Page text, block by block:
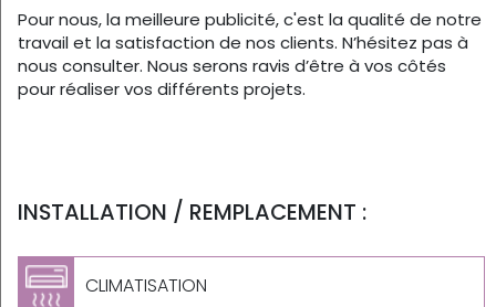
Pour nous, la meilleure publicité, c'est la qualité de notre
travail et la satisfaction de nos clients. N’hésitez pas à
nous consulter. Nous serons ravis d’être à vos côtés
pour réaliser vos différents projets.
INSTALLATION / REMPLACEMENT :
CLIMATISATION